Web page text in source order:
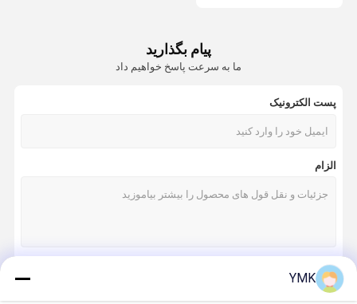
پیام بگذارید
ما به سرعت پاسخ خواهیم داد
پست الکترونیک
الزام
YMK